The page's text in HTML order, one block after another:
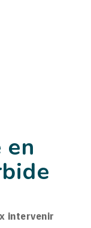
intervenir